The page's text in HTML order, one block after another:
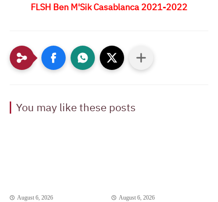
FLSH Ben M'Sik Casablanca 2021-2022
You may like these posts
August 6, 2026 August 6, 2026